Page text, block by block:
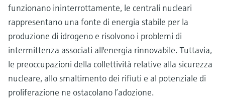
funzionano ininterrottamente, le centrali nucleari
rappresentano una fonte di energia stabile per la
produzione di idrogeno e risolvono i problemi di
intermittenza associati all'energia rinnovabile. Tuttavia,
le preoccupazioni della collettività relative alla sicurezza
nucleare, allo smaltimento dei rifiuti e al potenziale di
proliferazione ne ostacolano l’adozione.